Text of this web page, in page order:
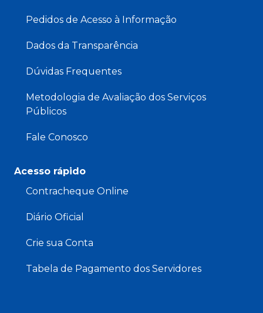
Pedidos de Acesso à Informação
Dados da Transparência
Dúvidas Frequentes
Metodologia de Avaliação dos Serviços
Públicos
Fale Conosco
Acesso rápido
Contracheque Online
Diário Oficial
Crie sua Conta
Tabela de Pagamento dos Servidores